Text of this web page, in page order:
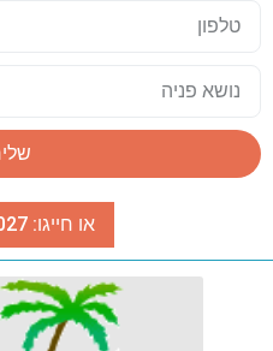
או חייגו: 077-2320027